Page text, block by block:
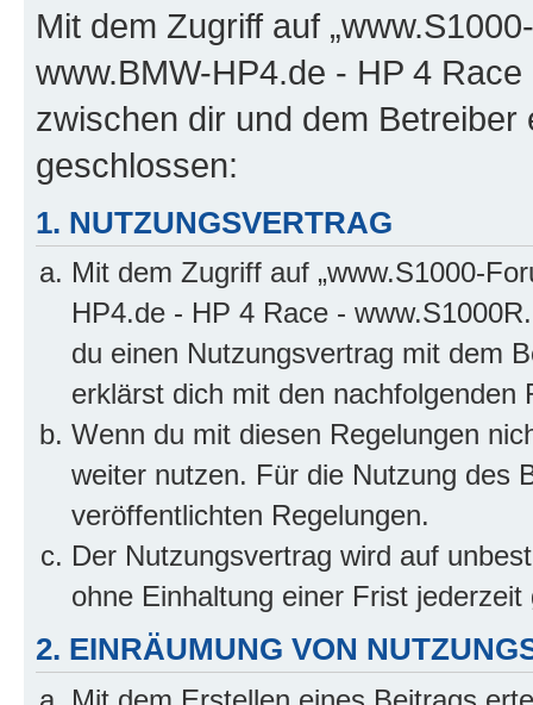
Mit dem Zugriff auf
www.BMW-HP4.de - HP 4
zwischen dir und dem
geschlossen:
1. NUTZUNGSVERTRAG
Mit dem Zugriff auf „www.S1000-
HP4.de - HP 4 Race -
du einen Nutzungsvertrag mit dem
erklärst dich mit den nachfolgenden
Wenn du mit diesen Regelungen
weiter nutzen. Für die Nutzung des
veröffentlichten Regelungen.
Der Nutzungsvertrag wird auf
ohne Einhaltung einer Frist
2. EINRÄUMUNG VON